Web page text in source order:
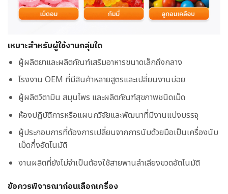
เหมาะสำหรับผู้ใช้งานกลุ่มใด
ผู้ผลิตยาและผลิตภัณฑ์เสริมอาหารขนาดเล็กถึงกลาง
โรงงาน OEM ที่มีสินค้าหลายสูตรและเปลี่ยนงานบ่อย
ผู้ผลิตวิตามิน สมุนไพร และผลิตภัณฑ์สุขภาพชนิดเม็ด
ห้องปฏิบัติการหรือแผนกวิจัยและพัฒนาที่มีงานแบ่งบรรจุ
ผู้ประกอบการที่ต้องการเปลี่ยนจากการนับด้วยมือเป็นเครื่องนับ
เม็ดกึ่งอัตโนมัติ
งานผลิตที่ยังไม่จำเป็นต้องใช้สายพานลำเลียงขวดอัตโนมัติ
ข้อควรพิจารณาก่อนเลือกเครื่อง